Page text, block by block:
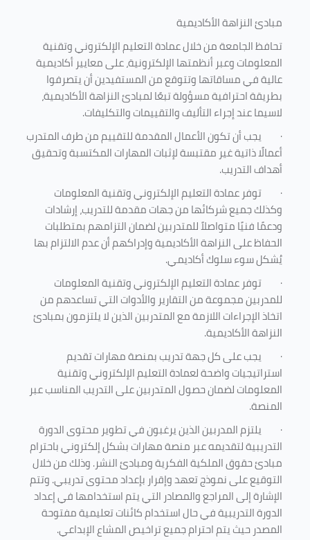
مبادئ النزاهة الأكاديمية
تحافظ الجامعة من خلال عمادة التعليم الإلكتروني وتقنية
المعلومات وعبر أنظمتها الإلكترونية، على معايير أكاديمية
عالية في مساقاتها وتتوقع من المستفيدين أن يتصرفوا
بطريقة احترافية مسؤولة تبعًا لمبادئ النزاهة الأكاديمية،
لاسيما عند إجراء التأليف والتقييمات والتكليفات.
· يجب أن تكون الأعمال المقدمة للتقييم من طرف المتدرب
أعمالًا ذاتية غير مقتبسة لإثبات المهارات المكتسبة وتحقيق
أهداف التدريب.
· توفر عمادة التعليم الإلكتروني وتقنية المعلومات
وكذلك جميع شركائها من جهات مقدمة للتدريب، إرشادات
ودعمًا فنيًا متواصلاً للمتدربين لضمان التزامهم بمتطلبات
الحفاظ على النزاهة الأكاديمية وإدراكهم أن عدم الالتزام بها
يُشكل سوء سلوك أكاديمي.
· توفر عمادة التعليم الإلكتروني وتقنية المعلومات
للمدربين مجموعة من التقارير والأدوات التي تساعدهم من
اتخاذ الإجراءات اللازمة مع المتدربين الذين لا يلتزمون بمبادئ
النزاهة الأكاديمية.
· يجب على كل جهة تدريب بمنصة مهارات تقديم
استراتيجيات واضحة لعمادة التعليم الإلكتروني وتقنية
المعلومات لضمان حصول المتدربين على التدريب المناسب عبر
المنصة.
· يلتزم المدربين الذين يرغبون في تطوير محتوى الدورة
التدريبية لتقديمه عبر منصة مهارات بشكل إلكتروني باحترام
مبادئ حقوق الملكية الفكرية ومبادئ النشر. وذلك من خلال
التوقيع على نموذج تعهد وإقرار بإعداد محتوى تدريبي. وتتم
الإشارة إلى المراجع والمصادر التي يتم استخدامها في إعداد
الدورة التدريبية في حال استخدام كائنات تعليمية مفتوحة
المصدر حيث يتم احترام جميع تراخيص المشاع الإبداعي.